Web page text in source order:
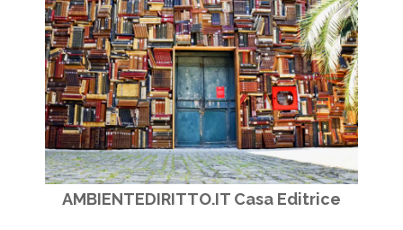
AMBIENTEDIRITTO.IT Casa Editrice